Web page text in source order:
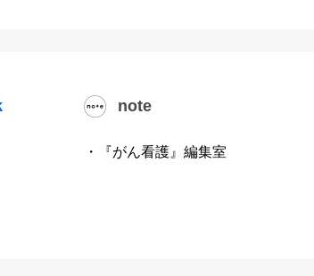
note
・『がん看護』編集室